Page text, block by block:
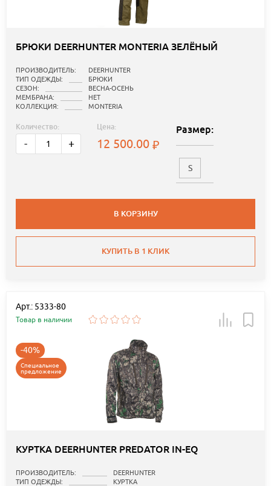
БРЮКИ DEERHUNTER MONTERIA ЗЕЛЁНЫЙ
ПРОИЗВОДИТЕЛЬ:
DEERHUNTER
ТИП ОДЕЖДЫ:
БРЮКИ
СЕЗОН:
ВЕСНА-ОСЕНЬ
МЕМБРАНА:
НЕТ
КОЛЛЕКЦИЯ:
MONTERIA
Количество:
- +
Цена:
12 500.00
Размер:
S
В КОРЗИНУ
КУПИТЬ В 1 КЛИК
Арт.: 5333-80
Товар в наличии
-40%
Специальное
предложение
КУРТКА DEERHUNTER PREDATOR IN-EQ
ПРОИЗВОДИТЕЛЬ:
DEERHUNTER
ТИП ОДЕЖДЫ:
КУРТКА